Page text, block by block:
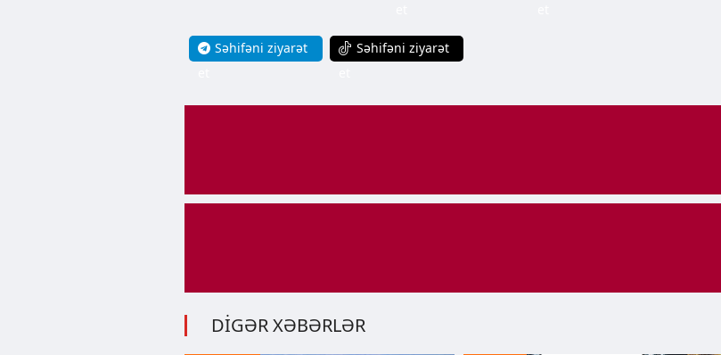
Səhifəni ziyarət
Səhifəni ziyarət
DİGƏR XƏBƏRLƏR